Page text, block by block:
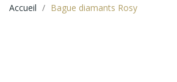
Accueil Bague diamants Rosy